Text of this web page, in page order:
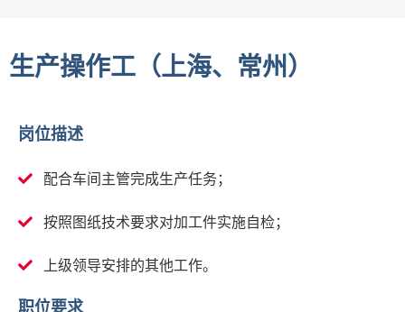
生产操作工（上海、常州）
岗位描述
配合车间主管完成生产任务；
按照图纸技术要求对加工件实施自检；
上级领导安排的其他工作。
职位要求